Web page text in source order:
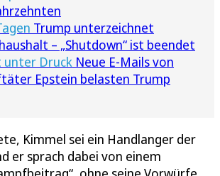
Trump unterzeichnet
– „Shutdown“ ist beendet
unter Druck Neue E-Mails von
Epstein belasten Trump
Kimmel sei ein Handlanger der
er sprach dabei von einem